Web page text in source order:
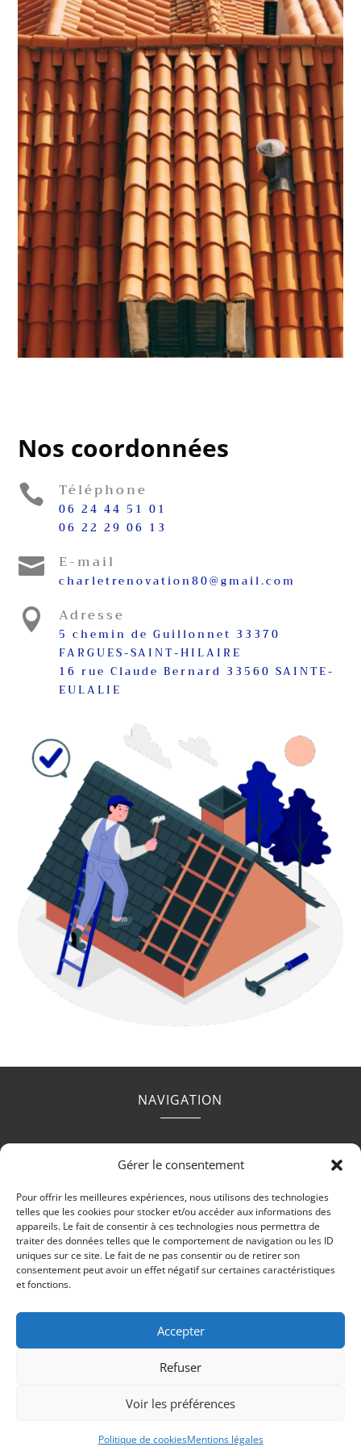
Gérer le consentement
Pour offrir les meilleures expériences, nous utilisons des technologies
telles que les cookies pour stocker et/ou accéder aux informations des
appareils. Le fait de consentir à ces technologies nous permettra de
traiter des données telles que le comportement de navigation ou les ID
uniques sur ce site. Le fait de ne pas consentir ou de retirer son
consentement peut avoir un effet négatif sur certaines caractéristiques
et fonctions.
Accepter
Refuser
Voir les préférences
Politique de cookiesMentions légales
Nos coordonnées
 Téléphone
06 24 44 51 01
06 22 29 06 13
 E-mail
charletrenovation80@gmail.com
 Adresse
5 chemin de Guillonnet 33370
FARGUES-SAINT-HILAIRE
16 rue Claude Bernard 33560 SAINTE-
EULALIE
NAVIGATION
Accueil Contact Mentions légales
Secteurs
Plan du site
RÉALISATION
Charpentier Couvreur à Artigues-Près-Bordeaux
Charpentier Couvreur Carignan-de-bordeaux
© Charlet Rénovation - 2026 - Tous droits réservés